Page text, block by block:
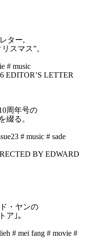
ター,
スマス”。
# music
周年号の
綴る。
# music # sade
・ヤンの
ア｣。
# mei fang # movie #